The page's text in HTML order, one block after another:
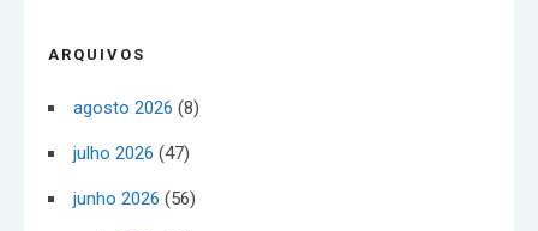
ARQUIVOS
agosto 2026 (8)
julho 2026 (47)
junho 2026 (56)